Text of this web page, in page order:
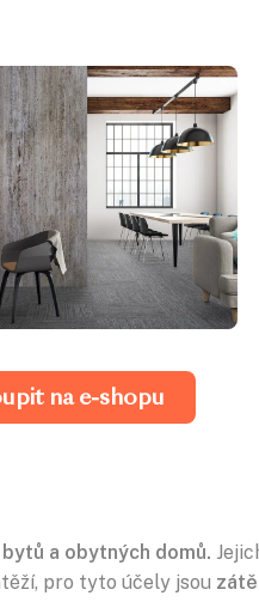
na e-shopu
a obytných domů.
pro tyto účely jsou